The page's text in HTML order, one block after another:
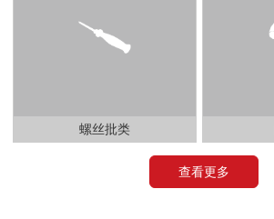
螺丝批类
查看更多